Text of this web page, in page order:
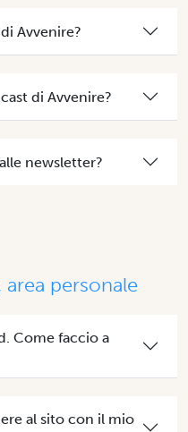
Avvenire?
di Avvenire?
newsletter?
personale
Come faccio a
al sito con il mio